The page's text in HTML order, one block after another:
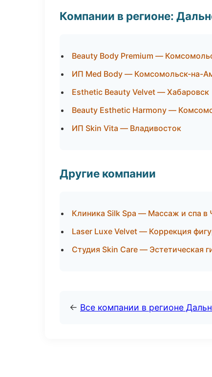
Компании в регионе:
Beauty Body Premium —
ИП Med Body — Комсомольск-на-
Esthetic Beauty Velvet — Хабаровск
Beauty Esthetic Harmony —
ИП Skin Vita — Владивосток
Другие компании
Клиника Silk Spa — Массаж и спа в
Laser Luxe Velvet — Коррекция
Студия Skin Care — Эстетическая
← Все компании в регионе